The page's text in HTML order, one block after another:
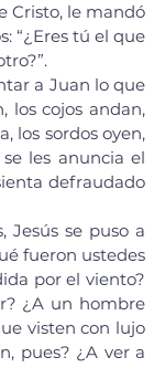
Cristo, le mandó
“¿Eres tú el que
los cojos andan,
los sordos oyen,
les anuncia el
defraudado
fueron ustedes
por el viento?
¿A un hombre
visten con lujo
pues? ¿A ver a